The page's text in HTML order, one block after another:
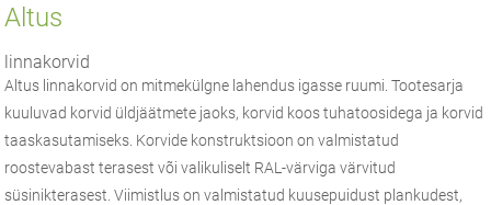
Altus
linnakorvid
Altus linnakorvid on mitmekülgne lahendus igasse ruumi. Tootesarja
kuuluvad korvid üldjäätmete jaoks, korvid koos tuhatoosidega ja korvid
taaskasutamiseks. Korvide konstruktsioon on valmistatud
roostevabast terasest või valikuliselt RAL-värviga värvitud
süsinikterasest. Viimistlus on valmistatud kuusepuidust plankudest,